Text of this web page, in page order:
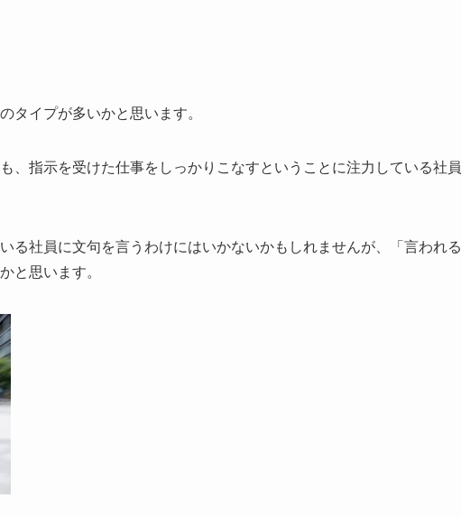
タイプが多いかと思います。
、指示を受けた仕事をしっかりこなすということに注力している社員
る社員に文句を言うわけにはいかないかもしれませんが、「言われる
と思います。